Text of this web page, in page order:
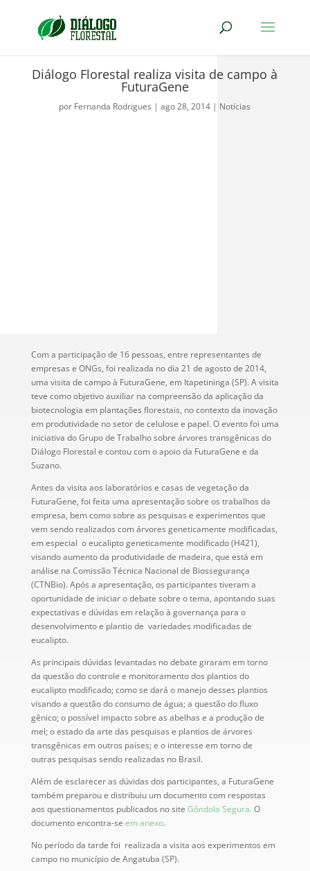
Diálogo Florestal realiza visita de campo à
FuturaGene
por Fernanda Rodrigues |ago 28, 2014 | Notícias
Com a participação de 16 pessoas, entre representantes de
empresas e ONGs, foi realizada no dia 21 de agosto de 2014,
uma visita de campo à FuturaGene, em Itapetininga (SP). A visita
teve como objetivo auxiliar na compreensão da aplicação da
biotecnologia em plantações florestais, no contexto da inovação
em produtividade no setor de celulose e papel. O evento foi uma
iniciativa do Grupo de Trabalho sobre árvores transgênicas do
Diálogo Florestal e contou com o apoio da FuturaGene e da
Suzano.
Antes da visita aos laboratórios e casas de vegetação da
FuturaGene, foi feita uma apresentação sobre os trabalhos da
empresa, bem como sobre as pesquisas e experimentos que
vem sendo realizados com árvores geneticamente modificadas,
em especial o eucalipto geneticamente modificado (H421),
visando aumento da produtividade de madeira, que está em
análise na Comissão Técnica Nacional de Biossegurança
(CTNBio). Após a apresentação, os participantes tiveram a
oportunidade de iniciar o debate sobre o tema, apontando suas
expectativas e dúvidas em relação à governança para o
desenvolvimento e plantio de variedades modificadas de
eucalipto.
As principais dúvidas levantadas no debate giraram em torno
da questão do controle e monitoramento dos plantios do
eucalipto modificado; como se dará o manejo desses plantios
visando a questão do consumo de água; a questão do fluxo
gênico; o possível impacto sobre as abelhas e a produção de
mel; o estado da arte das pesquisas e plantios de árvores
transgênicas em outros países; e o interesse em torno de
outras pesquisas sendo realizadas no Brasil.
Além de esclarecer as dúvidas dos participantes, a FuturaGene
também preparou e distribuiu um documento com respostas
aos questionamentos publicados no site Gôndola Segura. O
documento encontra-se em anexo.
No período da tarde foi realizada a visita aos experimentos em
campo no município de Angatuba (SP).